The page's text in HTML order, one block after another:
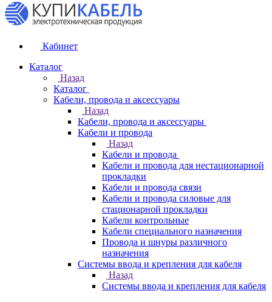
Кабинет
Каталог
Назад
Каталог
Кабели, провода и аксессуары
Назад
Кабели, провода и аксессуары
Кабели и провода
Назад
Кабели и провода
Кабели и провода для нестационарной
прокладки
Кабели и провода связи
Кабели и провода силовые для
стационарной прокладки
Кабели контрольные
Кабели специального назначения
Провода и шнуры различного
назначения
Системы ввода и крепления для кабеля
Назад
Системы ввода и крепления для кабеля